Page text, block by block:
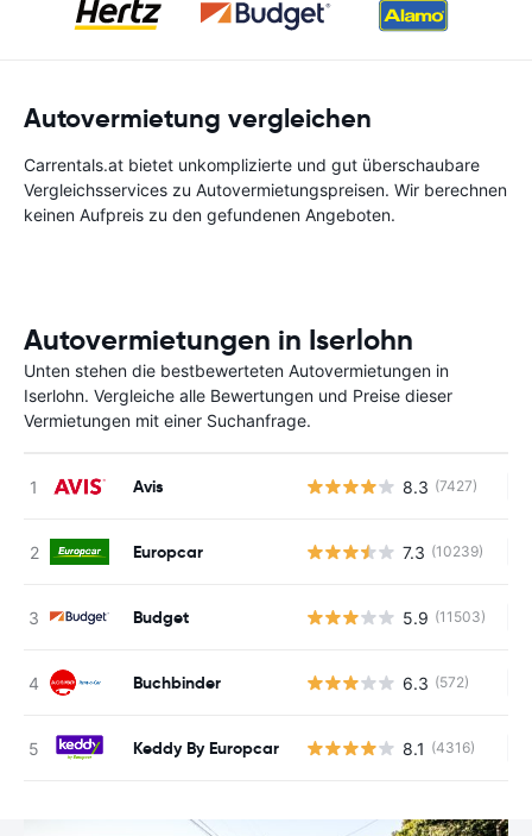
Autovermietung vergleichen
Carrentals.at bietet unkomplizierte und gut überschaubare
Vergleichsservices zu Autovermietungspreisen. Wir berechnen
keinen Aufpreis zu den gefundenen Angeboten.
Autovermietungen in Iserlohn
Unten stehen die bestbewerteten Autovermietungen in
Iserlohn. Vergleiche alle Bewertungen und Preise dieser
Vermietungen mit einer Suchanfrage.
Avis 8.3 (7427)
Europcar 7.3 (10239)
Budget 5.9 (11503)
Buchbinder 6.3 (572)
Keddy By Europcar 8.1 (4316)